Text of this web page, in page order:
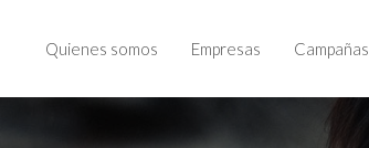
Quienes somos Empresas Campañas